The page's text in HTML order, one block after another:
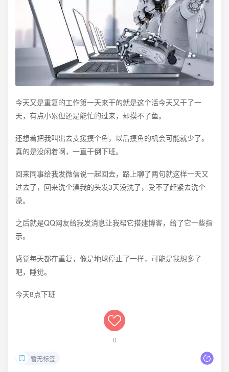
今天又是重复的工作第一天来干的就是这个活今天又干了一
天，有点小累但还是能忙的过来，却摸不了鱼。
还想着把我叫出去支援摸个鱼，以后摸鱼的机会可能就少了。
真的是没闲着啊，一直干倒下班。
回来同事给我发微信说一起回去，路上聊了两句就这样一天又
过去了，回来洗个澡我的头发3天没洗了，受不了赶紧去洗个
澡。
之后就是QQ网友给我发消息让我帮它搭建博客，给了它一些指
示。
感觉每天都在重复，像是地球停止了一样，可能是我想多了
吧，睡觉。
今天8点下班
0
暂无标签